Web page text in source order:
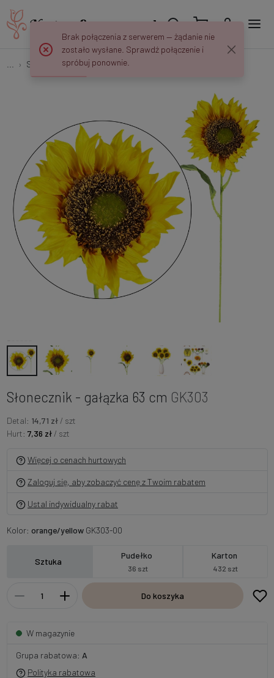
Słoneczniki Słonecznik - gałązka 63 cm GK303
Słonecznik - gałązka 63 cm GK303
Detal: 14,71 zł / szt
Hurt: 7,36 zł / szt
Więcej o cenach hurtowych
Zaloguj się, aby zobaczyć cenę z Twoim rabatem
Ustal indywidualny rabat
Kolor: orange/yellowGK303-00
Sztuka
Pudełko
36 szt
Karton
432 szt
Do koszyka
W magazynie
Grupa rabatowa: A
Polityka rabatowa
Brak połączenia z serwerem — żądanie nie
zostało wysłane. Sprawdź połączenie i
spróbuj ponownie.